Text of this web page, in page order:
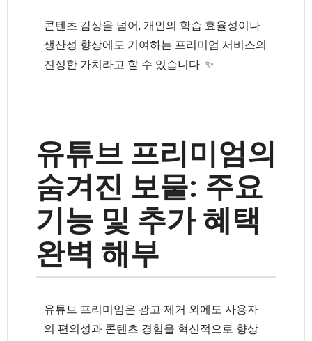
콘텐츠 감상을 넘어, 개인의 학습 효율성이나
생산성 향상에도 기여하는 프리미엄 서비스의
진정한 가치라고 할 수 있습니다. ✨
유튜브 프리미엄의
숨겨진 보물: 주요
기능 및 추가 혜택
완벽 해부
유튜브 프리미엄은 광고 제거 외에도 사용자
의 편의성과 콘텐츠 경험을 혁신적으로 향상